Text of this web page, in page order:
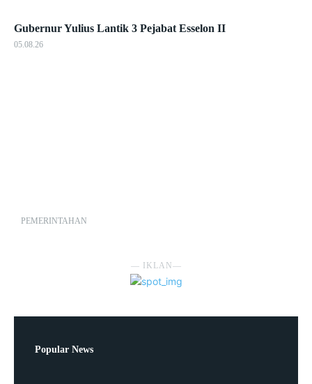
Gubernur Yulius Lantik 3 Pejabat Esselon II
05.08.26
PEMERINTAHAN
― IKLAN―
Popular News